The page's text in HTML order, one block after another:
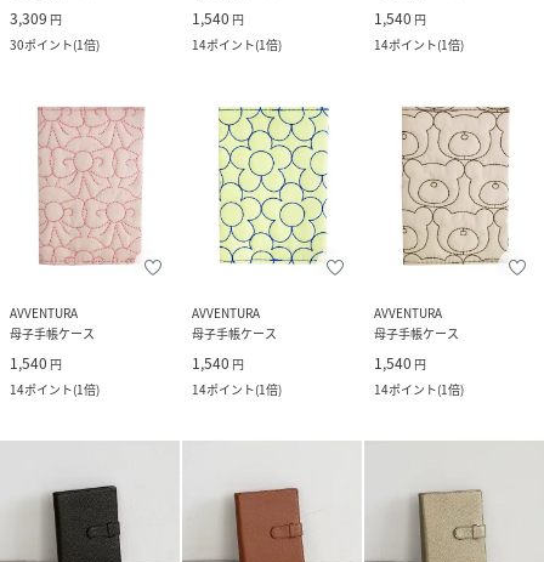
3,309 円
30ポイント(1倍)
1,540 円
14ポイント(1倍)
1,540 円
14ポイント(1倍)
AVVENTURA
母子手帳ケース
1,540 円
14ポイント(1倍)
AVVENTURA
母子手帳ケース
1,540 円
14ポイント(1倍)
AVVENTURA
母子手帳ケース
1,540 円
14ポイント(1倍)